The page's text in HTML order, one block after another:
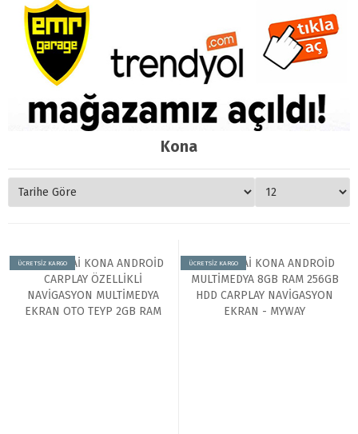
Kona
ÜCRETSİZ KARGO ÜCRETSİZ KARGO